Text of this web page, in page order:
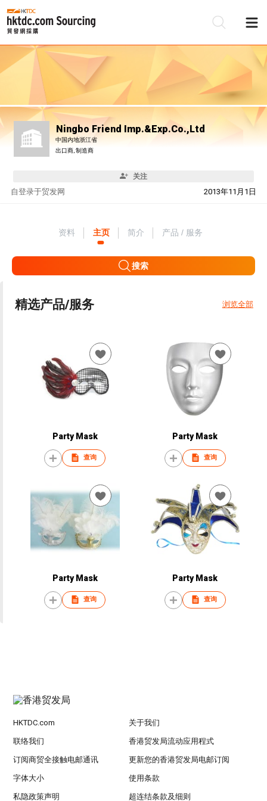
Ningbo Friend Imp.&Exp.Co.,Ltd
中国内地浙江省
出口商, 制造商
关注
自 2013年11月1日
登录于贸发网
资料 主页 简介 产品 / 服务
搜索
精选产品/服务 浏览全部
Party Mask
查询
Party Mask
查询
Party Mask
查询
Party Mask
查询
HKTDC.com 关于我们
联络我们 香港贸发局流动应用程式
订阅商贸全接触电邮通讯 更新您的香港贸发局电邮订阅
字体大小 使用条款
私隐政策声明 超连结条款及细则